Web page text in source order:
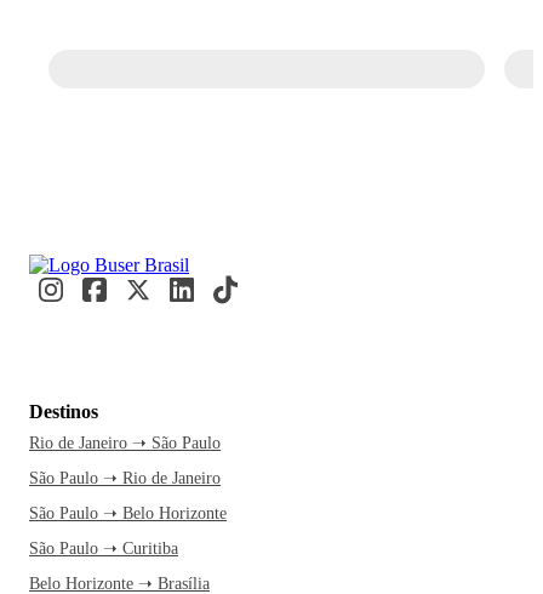
Destinos
Rio de Janeiro ➝ São Paulo
São Paulo ➝ Rio de Janeiro
São Paulo ➝ Belo Horizonte
São Paulo ➝ Curitiba
Belo Horizonte ➝ Brasília